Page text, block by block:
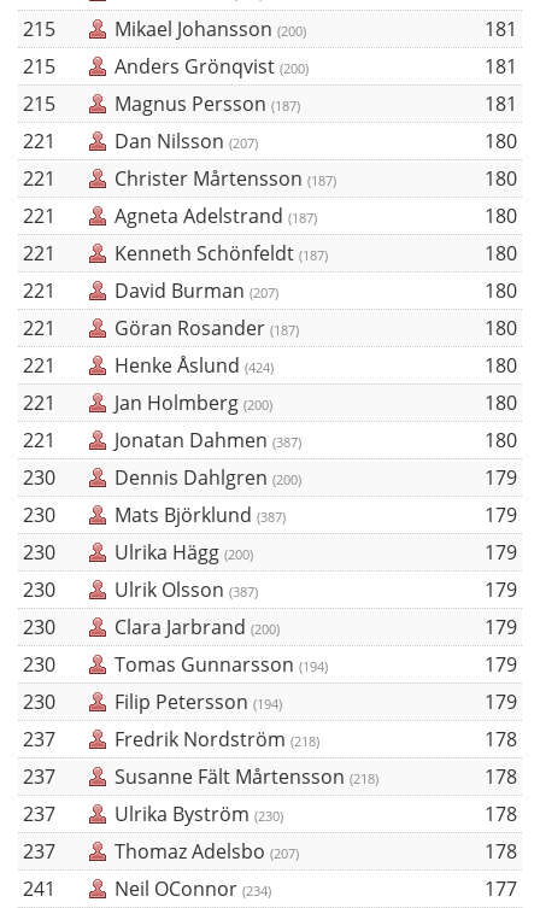
215
Mikael Johansson (200)
181
215
Anders Grönqvist (200)
181
215
Magnus Persson (187)
181
221
Dan Nilsson (207)
180
221
Christer Mårtensson (187)
180
221
Agneta Adelstrand (187)
180
221
Kenneth Schönfeldt (187)
180
221
David Burman (207)
180
221
Göran Rosander (187)
180
221
Henke Åslund (424)
180
221
Jan Holmberg (200)
180
221
Jonatan Dahmen (387)
180
230
Dennis Dahlgren (200)
179
230
Mats Björklund (387)
179
230
Ulrika Hägg (200)
179
230
Ulrik Olsson (387)
179
230
Clara Jarbrand (200)
179
230
Tomas Gunnarsson (194)
179
230
Filip Petersson (194)
179
237
Fredrik Nordström (218)
178
237
Susanne Fält Mårtensson (218)
178
237
Ulrika Byström (230)
178
237
Thomaz Adelsbo (207)
178
241
Neil OConnor (234)
177